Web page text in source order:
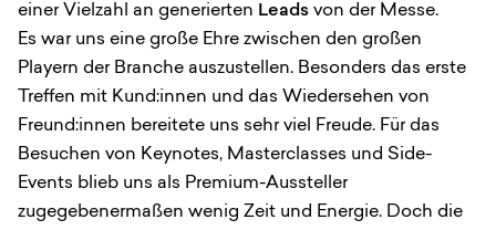
einer Vielzahl an generierten Leads von der Messe.
Es war uns eine große Ehre zwischen den großen
Playern der Branche auszustellen. Besonders das erste
Treffen mit Kund:innen und das Wiedersehen von
Freund:innen bereitete uns sehr viel Freude. Für das
Besuchen von Keynotes, Masterclasses und Side-
Events blieb uns als Premium-Aussteller
zugegebenermaßen wenig Zeit und Energie. Doch die